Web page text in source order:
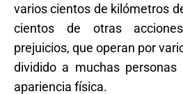
varios cientos de kilómetros
cientos de otras
prejuicios, que operan por
dividido a muchas
apariencia física.